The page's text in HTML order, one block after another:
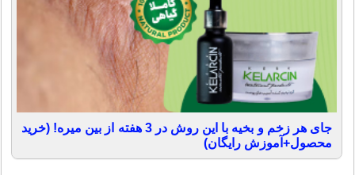
جای هر زخم و بخیه با این روش در 3 هفته از بین میره! (خرید
محصول+آموزش رایگان)